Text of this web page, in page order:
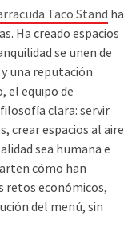
Taco Stand ha
Ha creado espacios
se unen de
una reputación
el equipo de
clara: servir
crear espacios al aire
sea humana e
cómo han
retos económicos,
del menú, sin